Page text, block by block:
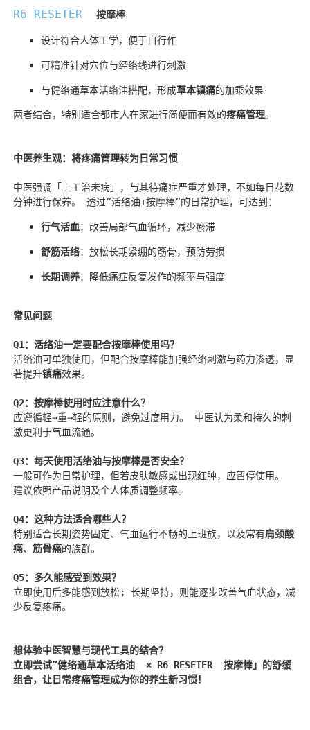
R6 RESETER 按摩棒
设计符合人体工学，便于自行作
可精准针对穴位与经络线进行刺激
与健络通草本活络油搭配，形成草本镇痛的加乘效果
两者结合，特别适合都市人在家进行简便而有效的疼痛管理。
中医养生观：将疼痛管理转为日常习惯
中医强调「上工治未病」，与其待痛症严重才处理，不如每日花数
分钟进行保养。 透过“活络油+按摩棒”的日常护理，可达到：
行气活血：改善局部气血循环，减少瘀滞
舒筋活络：放松长期紧绷的筋骨，预防劳损
长期调养：降低痛症反复发作的频率与强度
常见问题
Q1：活络油一定要配合按摩棒使用吗？
活络油可单独使用，但配合按摩棒能加强经络刺激与药力渗透，显
著提升镇痛效果。
Q2：按摩棒使用时应注意什么？
应遵循轻→重→轻的原则，避免过度用力。 中医认为柔和持久的刺
激更利于气血流通。
Q3：每天使用活络油与按摩棒是否安全？
一般可作为日常护理，但若皮肤敏感或出现红肿，应暂停使用。
建议依照产品说明及个人体质调整频率。
Q4：这种方法适合哪些人？
特别适合长期姿势固定、气血运行不畅的上班族，以及常有肩颈酸
痛、 筋骨痛的族群。
Q5：多久能感受到效果？
立即使用后多能感到放松; 长期坚持，则能逐步改善气血状态，减
少反复疼痛。
想体验中医智慧与现代工具的结合？
立即尝试”健络通草本活络油
  × R6 RESETER
按摩棒」的舒缓
组合，让日常疼痛管理成为你的养生新习惯！